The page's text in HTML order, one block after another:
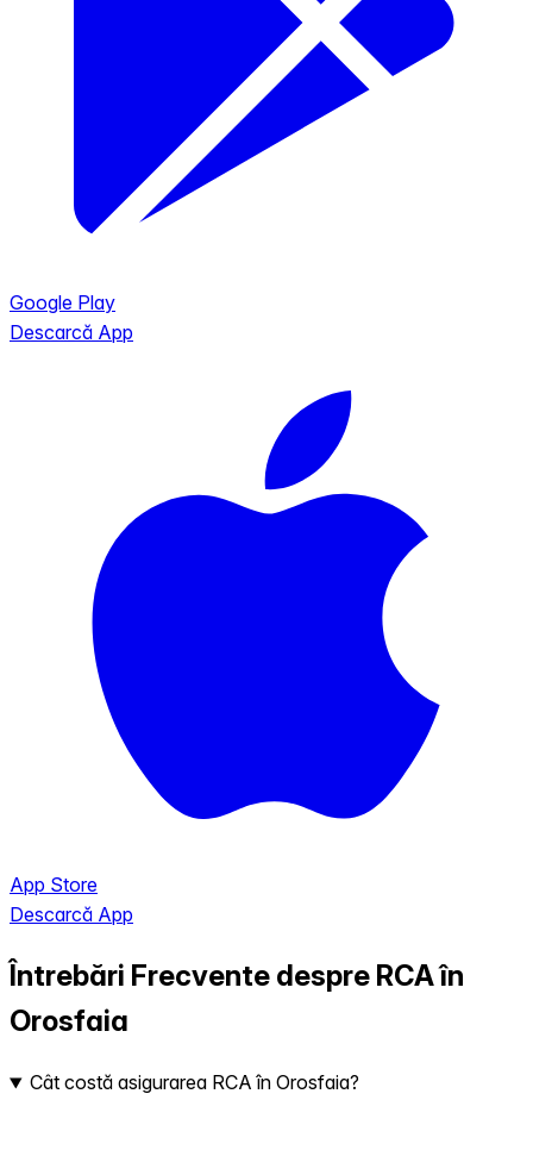
Google Play
Descarcă App
App Store
Descarcă App
Întrebări Frecvente despre RCA în
Orosfaia
Cât costă asigurarea RCA în Orosfaia?